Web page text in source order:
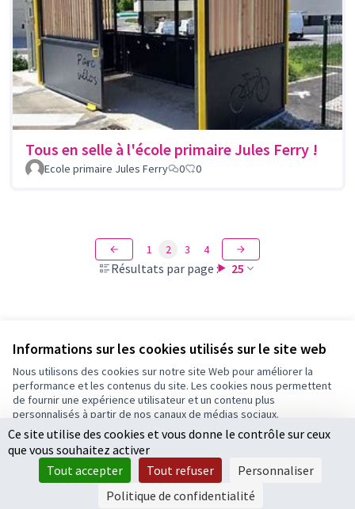
Informations sur les cookies utilisés sur le site web
Nous utilisons des cookies sur notre site Web pour améliorer la
performance et les contenus du site. Les cookies nous permettent
de fournir une expérience utilisateur et un contenu plus
personnalisés à partir de nos canaux de médias sociaux.
Tout accepter
Accepter seulement les cookies essentiels
Paramètres
Tous en selle à l'école primaire Jules Ferry !
Ecole primaire Jules Ferry 0 0
Résultats par page : 25
1 2 3 4
Conditions d'utilisation
Paramètres des cookies
(Lien externe)
Site réalisé parOpen Source Politics
(Lien externe)
grâce aulogiciel libre
Licence
(Lien
Ce site utilise des cookies et vous donne le contrôle sur ceux
que vous souhaitez activer
Tout accepter
Tout refuser
Personnaliser
Politique de confidentialité